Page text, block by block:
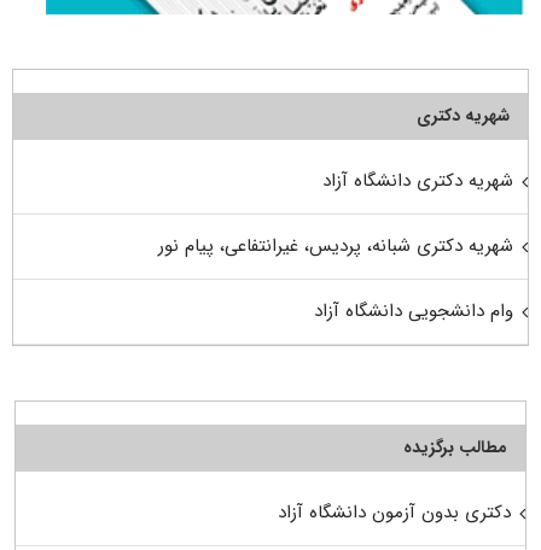
شهریه دکتری
شهریه دکتری دانشگاه آزاد
شهریه دکتری شبانه، پردیس، غیرانتفاعی، پیام نور
وام دانشجویی دانشگاه آزاد
مطالب برگزیده
دکتری بدون آزمون دانشگاه آزاد